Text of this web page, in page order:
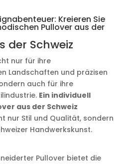
Kreieren Sie
Pullover aus der
der Schweiz
nur für ihre
Landschaften und präzisen
auch für ihre
Ein individuell
aus der Schweiz
nur Stil und Qualität, sondern
Handwerkskunst.
Pullover bietet die